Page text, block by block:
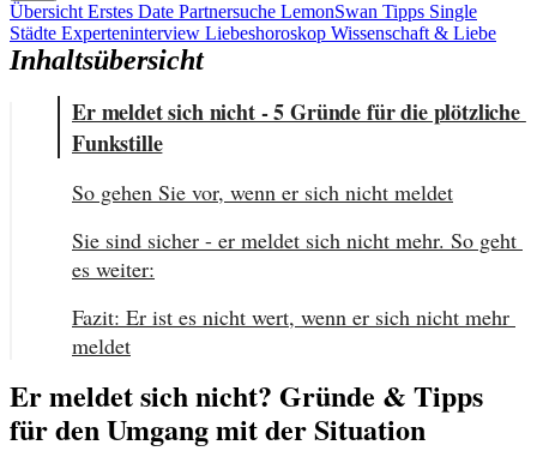
ÜbersichtErstes Date Partnersuche LemonSwan Tipps Single
Städte Experteninterview Liebeshoroskop Wissenschaft & Liebe
Inhaltsübersicht
Er meldet sich nicht - 5 Gründe für die plötzliche
Funkstille
So gehen Sie vor, wenn er sich nicht meldet
Sie sind sicher - er meldet sich nicht mehr. So geht
es weiter:
Fazit: Er ist es nicht wert, wenn er sich nicht mehr
meldet
Er meldet sich nicht? Gründe & Tipps
für den Umgang mit der Situation